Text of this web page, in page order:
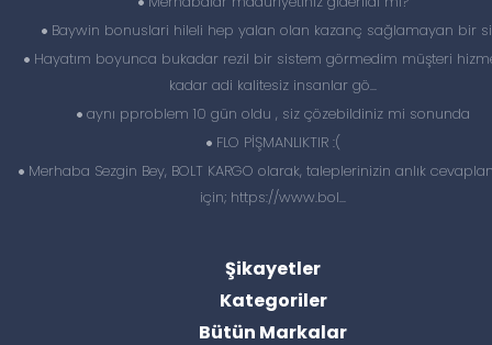
Baywin bonuslari hileli hep yalan olan kazanç sağlamayan bir
Hayatım boyunca bukadar rezil bir sistem görmedim müşteri
kadar adi kalitesiz insanlar gö...
aynı pproblem 10 gün oldu , siz çözebildiniz mi sonunda
FLO PİŞMANLIKTIR :(
Merhaba Sezgin Bey, BOLT KARGO olarak, taleplerinizin anlık
için; https://www.bol...
Şikayetler
Kategoriler
Bütün Markalar